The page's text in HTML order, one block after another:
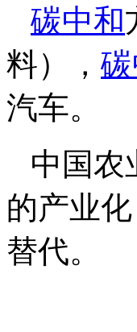
碳中和
料），
汽车。
中国农
的产业
替代。